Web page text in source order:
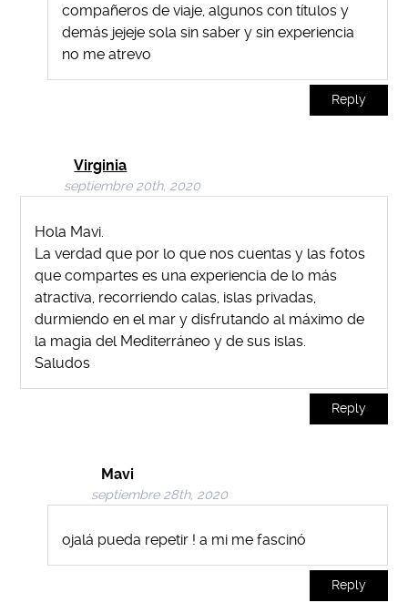
compañeros de viaje, algunos con títulos y
demás jejeje sola sin saber y sin experiencia
no me atrevo
Reply
Virginia
septiembre 20th, 2020
Hola Mavi.
La verdad que por lo que nos cuentas y las fotos
que compartes es una experiencia de lo más
atractiva, recorriendo calas, islas privadas,
durmiendo en el mar y disfrutando al máximo de
la magia del Mediterráneo y de sus islas.
Saludos
Reply
Mavi
septiembre 28th, 2020
ojalá pueda repetir ! a mi me fascinó
Reply